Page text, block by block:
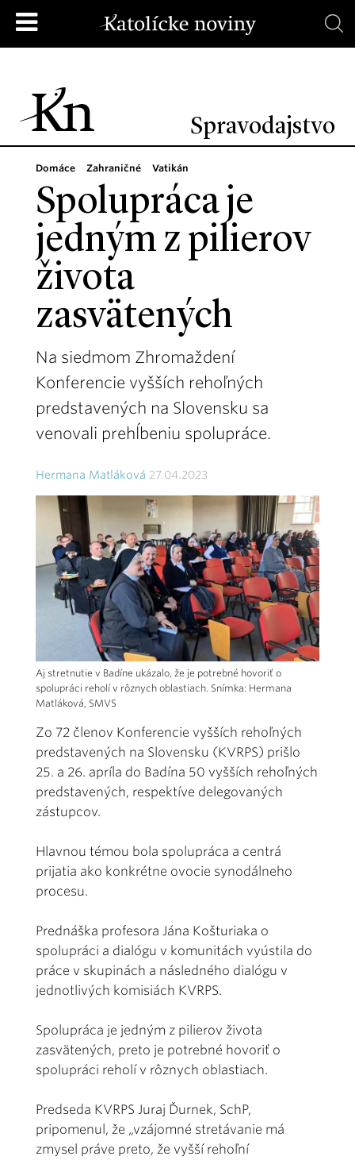
Spravodajstvo
Domáce Zahraničné Vatikán
Spolupráca je
jedným z pilierov
života
zasvätených
Na siedmom Zhromaždení
Konferencie vyšších rehoľných
predstavených na Slovensku sa
venovali prehĺbeniu spolupráce.
Hermana Matláková 27.04.2023
Aj stretnutie v Badíne ukázalo, že je potrebné hovoriť o
spolupráci reholí v rôznych oblastiach. Snímka: Hermana
Matláková, SMVS
Zo 72 členov Konferencie vyšších rehoľných
predstavených na Slovensku (KVRPS) prišlo
25. a 26. apríla do Badína 50 vyšších rehoľných
predstavených, respektíve delegovaných
zástupcov.
Hlavnou témou bola spolupráca a centrá
prijatia ako konkrétne ovocie synodálneho
procesu.
Prednáška profesora Jána Košturiaka o
spolupráci a dialógu v komunitách vyústila do
práce v skupinách a následného dialógu v
jednotlivých komisiách KVRPS.
Spolupráca je jedným z pilierov života
zasvätených, preto je potrebné hovoriť o
spolupráci reholí v rôznych oblastiach.
Predseda KVRPS Juraj Ďurnek, SchP,
pripomenul, že „vzájomné stretávanie má
zmysel práve preto, že vyšší rehoľní